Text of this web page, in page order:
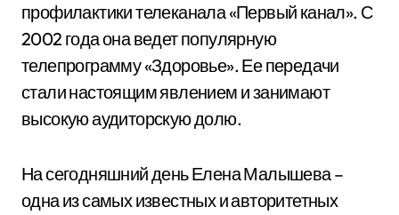
профилактики телеканала «Первый канал». С
2002 года она ведет популярную
телепрограмму «Здоровье». Ее передачи
стали настоящим явлением и занимают
высокую аудиторскую долю.
На сегодняшний день Елена Малышева –
одна из самых известных и авторитетных